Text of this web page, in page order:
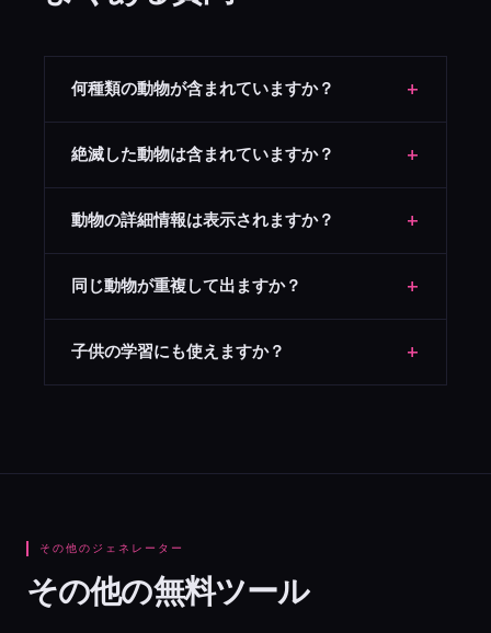
何種類の動物が含まれていますか？ +
たり、数百種の動物を収録しています。
絶滅した動物は含まれていますか？ +
動物の詳細情報は表示されますか？ +
の情報追加を検討しています。
同じ動物が重複して出ますか？ +
れます。
子供の学習にも使えますか？ +
その他のジェネレーター
その他の無料ツール